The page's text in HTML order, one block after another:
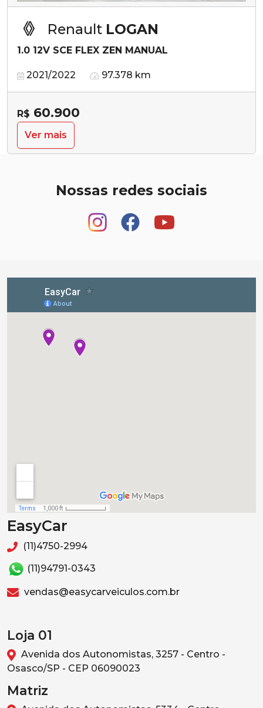
Renault LOGAN
1.0 12V SCE FLEX ZEN MANUAL
2021/2022 97.378 km
R$ 60.900
Ver mais
Nossas redes sociais
EasyCar
(11)4750-2994
(11)94791-0343
vendas@easycarveiculos.com.br
Loja 01
Avenida dos Autonomistas, 3257 - Centro -
Osasco/SP - CEP 06090023
Matriz